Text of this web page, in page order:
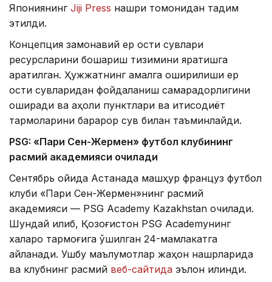
Япониянинг Jiji Press нашри томонидан тақдим
этилди.
Концепция замонавий ер ости сувлари
ресурсларини бошқариш тизимини яратишга
қаратилган. Ҳужжатнинг амалга оширилиши ер
ости сувларидан фойдаланиш самарадорлигини
оширади ва аҳоли пунктлари ва иқтисодиёт
тармоқларини барқарор сув билан таъминлайди.
PSG: «Пари Сен-Жермен» футбол клубининг
расмий академияси очилади
Сентябрь ойида Астанада машҳур француз футбол
клуби «Пари Сен-Жермен»нинг расмий
академияси — PSG Academy Kazakhstan очилади.
Шундай қилиб, Қозоғистон PSG Academyнинг
халқаро тармоғига қўшилган 24-мамлакатга
айланади. Ушбу маълумотлар жаҳон нашрларида
ва клубнинг расмий веб-сайтида эълон қилинди.